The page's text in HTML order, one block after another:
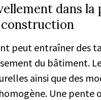
dans la
construction
peut entraîner des
du bâtiment.
ainsi que des
Une